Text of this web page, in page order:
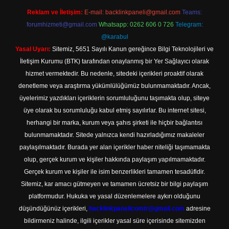
Reklam ve İletişim: E-mail: backlinkpaneli@gmail.com Teams:
forumhizmeti@gmail.com Whatsapp: 0262 606 0 726 Telegram:
@karabul
Yasal Uyarı: Sitemiz, 5651 Sayılı Kanun gereğince Bilgi Teknolojileri ve
İletişim Kurumu (BTK) tarafından onaylanmış bir Yer Sağlayıcı olarak
hizmet vermektedir. Bu nedenle, sitedeki içerikleri proaktif olarak
denetleme veya araştırma yükümlülüğümüz bulunmamaktadır. Ancak,
üyelerimiz yazdıkları içeriklerin sorumluluğunu taşımakta olup, siteye
üye olarak bu sorumluluğu kabul etmiş sayılırlar. Bu internet sitesi,
herhangi bir marka, kurum veya şahıs şirketi ile hiçbir bağlantısı
bulunmamaktadır. Sitede yalnızca kendi hazırladığımız makaleler
paylaşılmaktadır. Burada yer alan içerikler haber niteliği taşımamakta
olup, gerçek kurum ve kişiler hakkında paylaşım yapılmamaktadır.
Gerçek kurum ve kişiler ile isim benzerlikleri tamamen tesadüfidir.
Sitemiz, kar amacı gütmeyen ve tamamen ücretsiz bir bilgi paylaşım
platformudur. Hukuka ve yasal düzenlemelere aykırı olduğunu
düşündüğünüz içerikleri, backlinkpanelicomtr@gmail.com adresine
bildirmeniz halinde, ilgili içerikler yasal süre içerisinde sitemizden